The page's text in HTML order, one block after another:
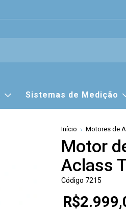
Sistemas de Medição
Início Motores de
Motor
Aclass
Código 7215